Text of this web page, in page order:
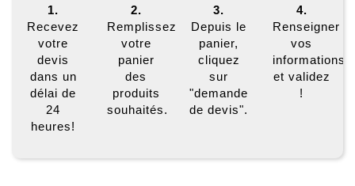
1.
Recevez
votre
devis
dans un
délai de
24
heures!
2.
Remplissez
votre
panier
des
produits
souhaités.
3.
Depuis le
panier,
cliquez
sur
"demande
de devis".
4.
Renseigner
vos
informations
et validez
!